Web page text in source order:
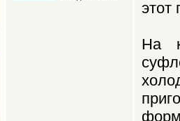
этот
На